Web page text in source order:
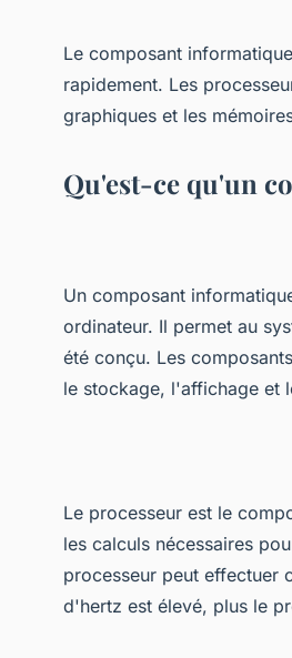
composant
Le composant
rapidement. Les
graphiques et les
Qu'est-ce qu'un
Un composant
ordinateur. Il permet au
été conçu. Les
le stockage, l'affichage et
Le processeur est le
les calculs nécessaires
processeur peut effectuer
d'hertz est élevé, plus le